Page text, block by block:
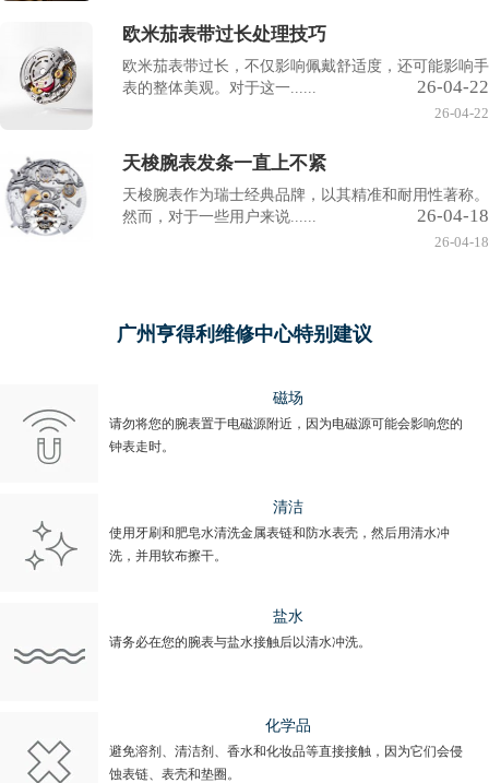
欧米茄表带过长处理技巧
欧米茄表带过长，不仅影响佩戴舒适度，还可能影响手
表的整体美观。对于这一......
26-04-22
26-04-22
天梭腕表发条一直上不紧
天梭腕表作为瑞士经典品牌，以其精准和耐用性著称。
然而，对于一些用户来说......
26-04-18
26-04-18
广州亨得利维修中心特别建议
磁场
请勿将您的腕表置于电磁源附近，因为电磁源可能会影响您的
钟表走时。
清洁
使用牙刷和肥皂水清洗金属表链和防水表壳，然后用清水冲
洗，并用软布擦干。
盐水
请务必在您的腕表与盐水接触后以清水冲洗。
化学品
避免溶剂、清洁剂、香水和化妆品等直接接触，因为它们会侵
蚀表链、表壳和垫圈。